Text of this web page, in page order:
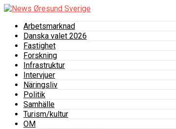
Arbetsmarknad
Danska valet 2026
Fastighet
Forskning
Infrastruktur
Intervjuer
Näringsliv
Politik
Samhälle
Turism/kultur
OM